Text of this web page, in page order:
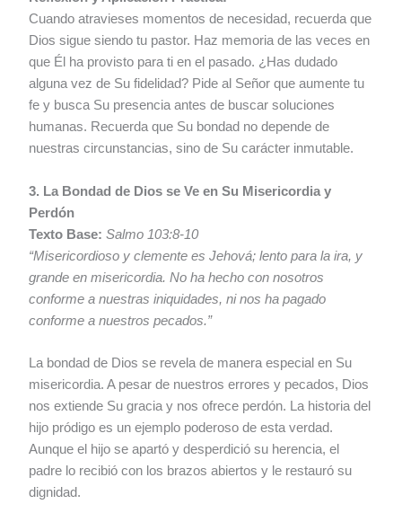
Cuando atravieses momentos de necesidad, recuerda que
Dios sigue siendo tu pastor. Haz memoria de las veces en
que Él ha provisto para ti en el pasado. ¿Has dudado
alguna vez de Su fidelidad? Pide al Señor que aumente tu
fe y busca Su presencia antes de buscar soluciones
humanas. Recuerda que Su bondad no depende de
nuestras circunstancias, sino de Su carácter inmutable.
3. La Bondad de Dios se Ve en Su Misericordia y
Perdón
Texto Base: Salmo 103:8-10
“Misericordioso y clemente es Jehová; lento para la ira, y
grande en misericordia. No ha hecho con nosotros
conforme a nuestras iniquidades, ni nos ha pagado
conforme a nuestros pecados.”
La bondad de Dios se revela de manera especial en Su
misericordia. A pesar de nuestros errores y pecados, Dios
nos extiende Su gracia y nos ofrece perdón. La historia del
hijo pródigo es un ejemplo poderoso de esta verdad.
Aunque el hijo se apartó y desperdició su herencia, el
padre lo recibió con los brazos abiertos y le restauró su
dignidad.